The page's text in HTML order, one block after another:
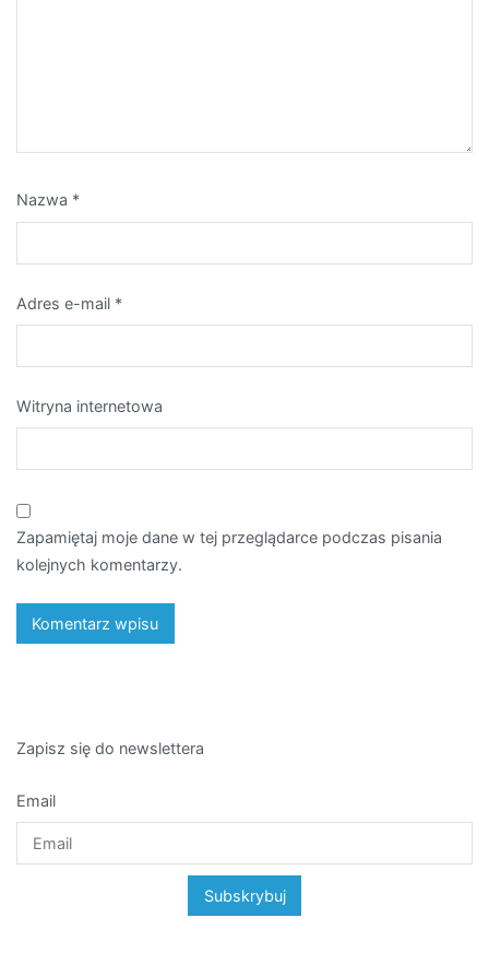
Nazwa *
Adres e-mail *
Witryna internetowa
Zapamiętaj moje dane w tej przeglądarce podczas pisania
kolejnych komentarzy.
Zapisz się do newslettera
Email